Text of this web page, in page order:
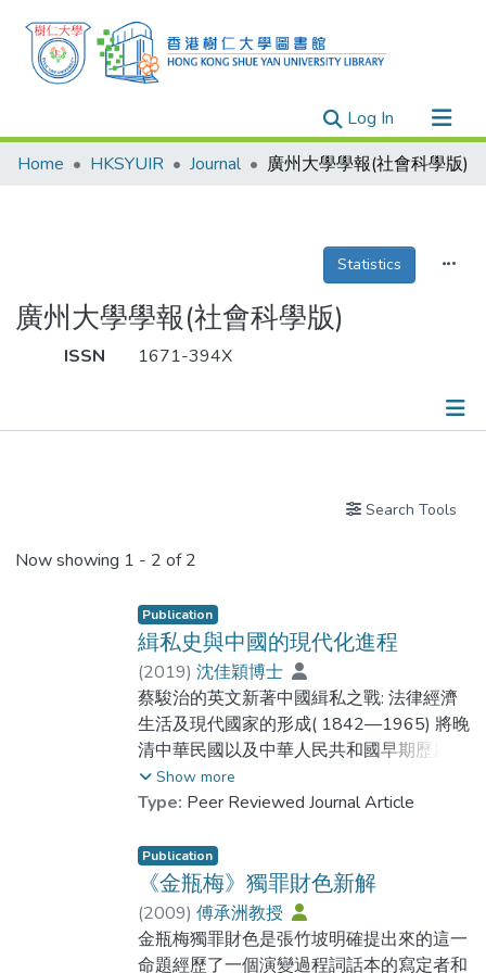
Log In(current)
Research Outputs
Theses
Home HKSYUIR Journal 廣州大學學報(社會科學版)
Statistics
廣州大學學報(社會科學版)
ISSN 1671-394X
Search Tools
Now showing 1 - 2 of 2
Publication
緝私史與中國的現代化進程
(2019) 沈佳穎博士
蔡駿治的英文新著中國緝私之戰: 法律經濟
生活及現代國家的形成( 1842—1965) 將晚
清中華民國以及中華人民共和國早期歷屆政
府的緝私工作置於中國現代國家建設過程的
語境之中進行探討,既自上而下地研究了政府
力對民眾日常生活的滲透以及遭遇的反抗.該
書是一部匯集了中外研究成果的整合之作,並
且延續了西方學者對中國現代國家建設過程
的興趣,證明了緝私史不僅可以與法律史和經
濟史進行互動,還能與性別史產生關聯; 而作
Show more
Type: Peer Reviewed Journal Article
Publication
《金瓶梅》獨罪財色新解
(2009) 傅承洲教授
金瓶梅獨罪財色是張竹坡明確提出來的這一
命題經歷了一個演變過程詞話本的寫定者和